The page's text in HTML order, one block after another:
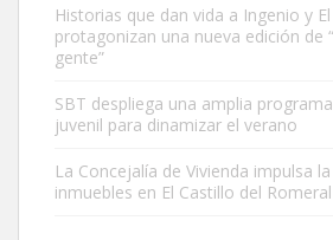
Este gato macho ha aparecido en la calle
es muy manso y extremadamente cari...
Leales.org » Gran Canaria
Historias que dan vida a Ingenio y
protagonizan una nueva edición de
gente”
SBT despliega una amplia
juvenil para dinamizar el verano
La Concejalía de Vivienda impulsa
inmuebles en El Castillo del Romeral